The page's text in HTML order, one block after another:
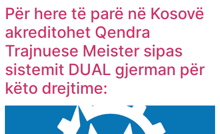
Për here të parë në Kosovë
akreditohet Qendra
Trajnuese Meister sipas
sistemit DUAL gjerman për
këto drejtime: